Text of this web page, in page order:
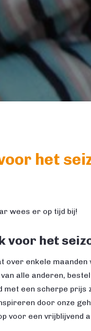
het
wees er op tijd bij!
het
over enkele maanden
alle anderen,
met een scherpe prijs
door onze
voor een vrijblijvend